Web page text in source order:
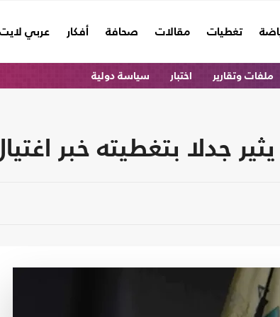
تغطيات مقالات صحافة أفكار عربي لايت
ملفات وتقارير اختبار سياسة دولية
جدلا بتغطيته خبر